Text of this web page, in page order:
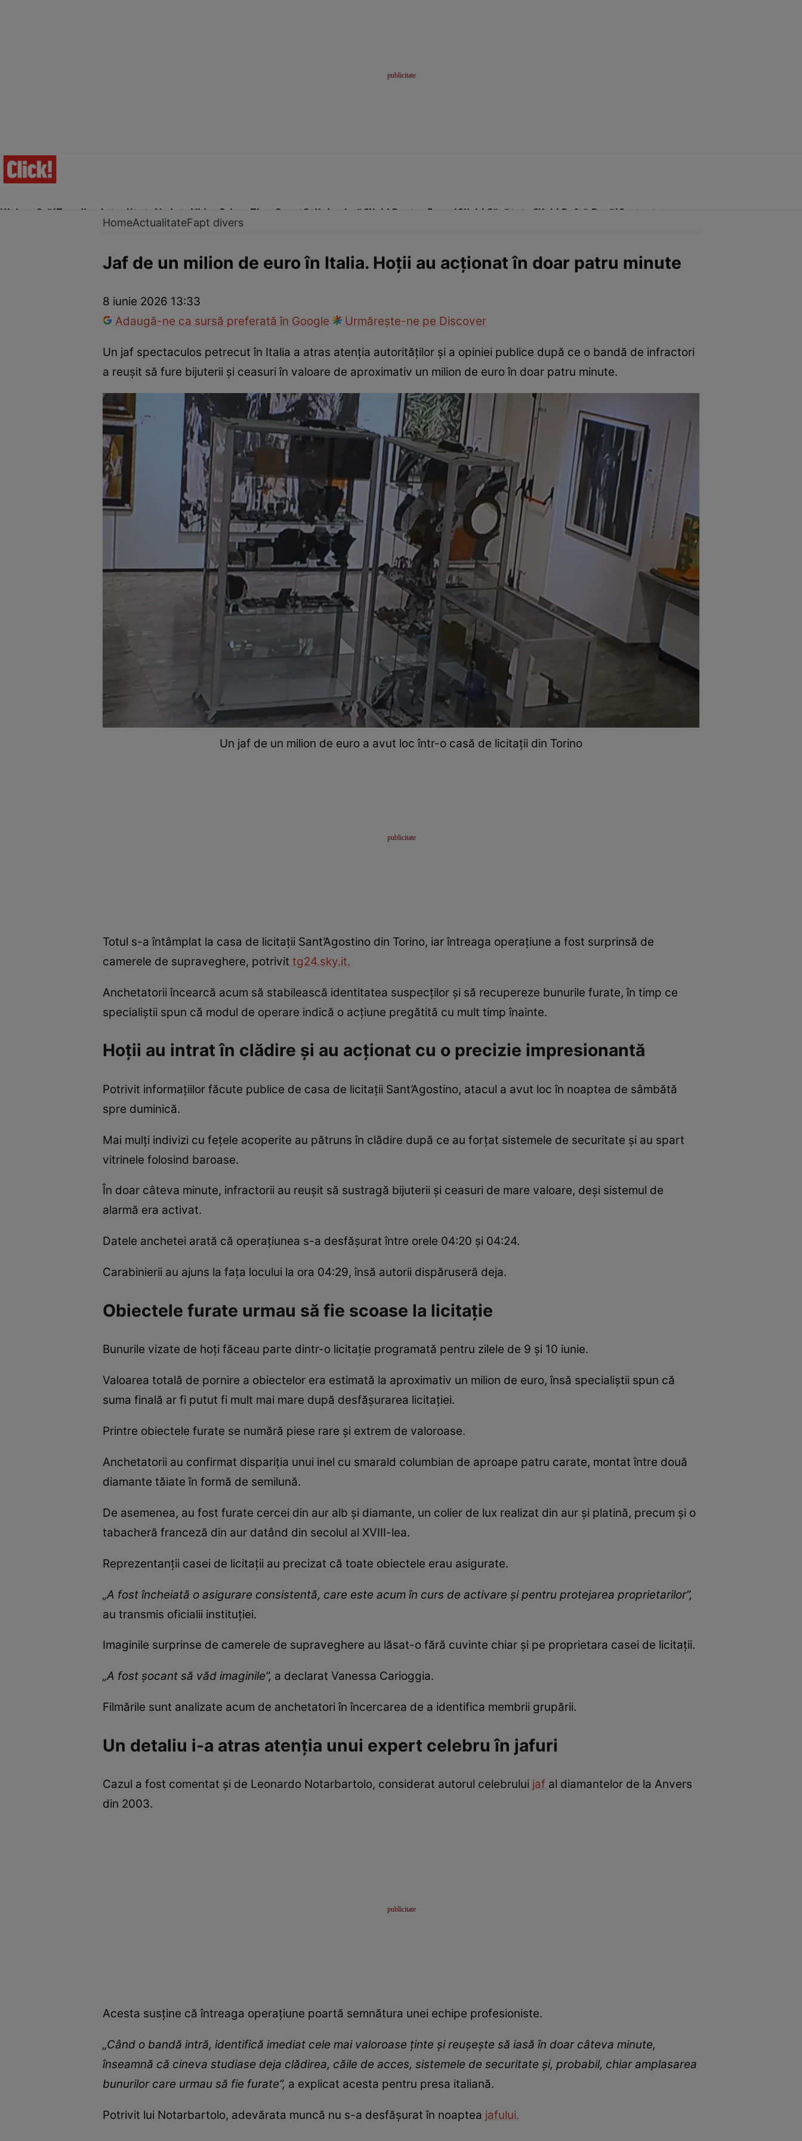
Ultima Oră!Trending Actualitate Vedete Video Prime Time SportStil de viațăClick! Pentru FemeiClick! Sănătate Click! Poftă Bună!Contact
InternaționalFapt divers
HomeActualitateFapt divers
Jaf de un milion de euro în Italia. Hoții au acționat în doar patru minute
8 iunie 2026 13:33
Adaugă-ne ca sursă preferată în Google
Urmărește-ne pe Discover
Un jaf spectaculos petrecut în Italia a atras atenția autorităților și a opiniei publice după ce o bandă de infractori
a reușit să fure bijuterii și ceasuri în valoare de aproximativ un milion de euro în doar patru minute.
Un jaf de un milion de euro a avut loc într-o casă de licitații din Torino
Totul s-a întâmplat la casa de licitații Sant’Agostino din Torino, iar întreaga operațiune a fost surprinsă de
camerele de supraveghere, potrivit tg24.sky.it.
Anchetatorii încearcă acum să stabilească identitatea suspecților și să recupereze bunurile furate, în timp ce
specialiștii spun că modul de operare indică o acțiune pregătită cu mult timp înainte.
Hoții au intrat în clădire și au acționat cu o precizie impresionantă
Potrivit informațiilor făcute publice de casa de licitații Sant’Agostino, atacul a avut loc în noaptea de sâmbătă
spre duminică.
Mai mulți indivizi cu fețele acoperite au pătruns în clădire după ce au forțat sistemele de securitate și au spart
vitrinele folosind baroase.
În doar câteva minute, infractorii au reușit să sustragă bijuterii și ceasuri de mare valoare, deși sistemul de
alarmă era activat.
Datele anchetei arată că operațiunea s-a desfășurat între orele 04:20 și 04:24.
Carabinierii au ajuns la fața locului la ora 04:29, însă autorii dispăruseră deja.
Obiectele furate urmau să fie scoase la licitație
Bunurile vizate de hoți făceau parte dintr-o licitație programată pentru zilele de 9 și 10 iunie.
Valoarea totală de pornire a obiectelor era estimată la aproximativ un milion de euro, însă specialiștii spun că
suma finală ar fi putut fi mult mai mare după desfășurarea licitației.
Printre obiectele furate se numără piese rare și extrem de valoroase.
Anchetatorii au confirmat dispariția unui inel cu smarald columbian de aproape patru carate, montat între două
diamante tăiate în formă de semilună.
De asemenea, au fost furate cercei din aur alb și diamante, un colier de lux realizat din aur și platină, precum și o
tabacheră franceză din aur datând din secolul al XVIII-lea.
Reprezentanții casei de licitații au precizat că toate obiectele erau asigurate.
„A fost încheiată o asigurare consistentă, care este acum în curs de activare și pentru protejarea proprietarilor”,
au transmis oficialii instituției.
Imaginile surprinse de camerele de supraveghere au lăsat-o fără cuvinte chiar și pe proprietara casei de licitații.
„A fost șocant să văd imaginile”, a declarat Vanessa Carioggia.
Filmările sunt analizate acum de anchetatori în încercarea de a identifica membrii grupării.
Un detaliu i-a atras atenția unui expert celebru în jafuri
Cazul a fost comentat și de Leonardo Notarbartolo, considerat autorul celebrului jaf al diamantelor de la Anvers
din 2003.
Acesta susține că întreaga operațiune poartă semnătura unei echipe profesioniste.
„Când o bandă intră, identifică imediat cele mai valoroase ținte și reușește să iasă în doar câteva minute,
înseamnă că cineva studiase deja clădirea, căile de acces, sistemele de securitate și, probabil, chiar amplasarea
bunurilor care urmau să fie furate”, a explicat acesta pentru presa italiană.
Potrivit lui Notarbartolo, adevărata muncă nu s-a desfășurat în noaptea jafului.